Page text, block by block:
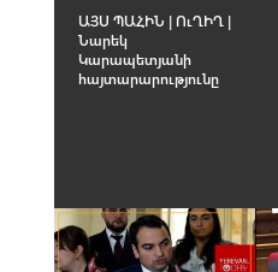
ԱՅՍ ՊԱՀԻՆ | ՈւՂԻՂ |
Նարեկ
Կարապետյանի
հայտարարությունը